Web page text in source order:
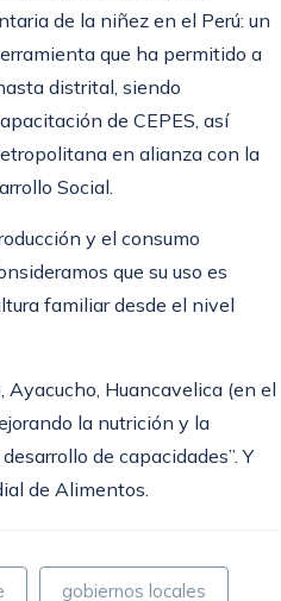
de la niñez en el Perú: un
que ha permitido a
distrital, siendo
de CEPES, así
en alianza con la
Social.
y el consumo
que su uso es
familiar desde el nivel
Huancavelica (en el
la nutrición y la
de capacidades”. Y
de Alimentos.
gobiernos locales